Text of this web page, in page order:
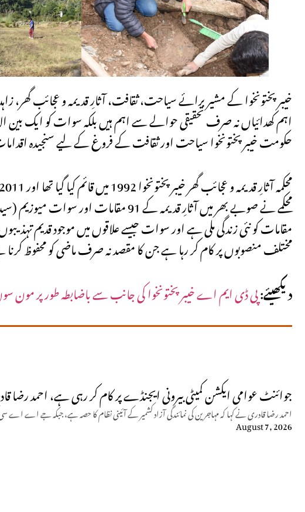
خیبر پختونخوا کے مشیر برائے سیاحت، ثقافت، آثارِ قدیمہ و عجائب
اہم کھدائیاں نہ صرف تحقیقی حوالے سے اہم ہیں بلکہ سوات کو ایک بین
حکومت خیبر پختونخوا سیاحت اور ثقافت کے فروغ کے لیے سنجیدہ
محکمے نے صوبے بھر میں آثارِ قدیمہ کے
مقامات کو نئی زندگی ملی ہے اور سوات جیسے علاقوں میں موجود قدیم
مختلف منصوبوں پر کام کر رہا ہے جن کا مقصد نہ صرف ماضی کو محفوظ
دیکھیئے:پی ڈی ایم اے خیبر پختونخوا کی جانب سے باضابطہ طور پر مون
جوائنٹ عوامی ایکشن کمیٹی بیرونی ایجنڈے پر کام کر رہی ہے، احمد رضا
احمد رضا قادری نے کہا کہ مہاجرین کی نمائندگی آزاد کشمیر کے آئینی نظام کا حصہ ہے، جبکہ جے اے
August 7, 2026